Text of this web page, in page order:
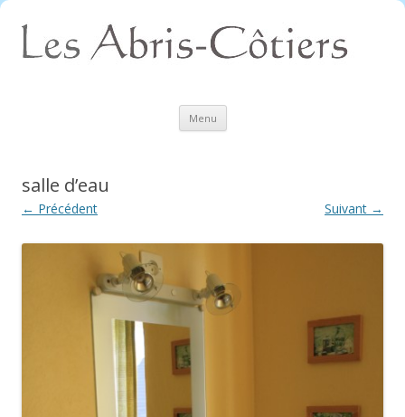
Menu Aller
contenu
salle d’eau
← Précédent Suivant →